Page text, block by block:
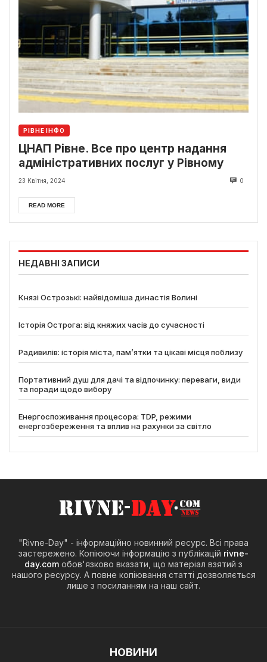
РІВНЕ ІНФО
ЦНАП Рівне. Все про центр надання
адміністративних послуг у Рівному
23 Квітня, 2024 0
READ MORE
НЕДАВНІ ЗАПИСИ
Князі Острозькі: найвідоміша династія Волині
Історія Острога: від княжих часів до сучасності
Радивилів: історія міста, пам’ятки та цікаві місця поблизу
Портативний душ для дачі та відпочинку: переваги, види
та поради щодо вибору
Енергоспоживання процесора: TDP, режими
енергозбереження та вплив на рахунки за світло
"Rivne-Day" - інформаційно новинний ресурс. Всі права
застережено. Копіюючи інформацію з публікацій rivne-
day.com обов'язково вказати, що матеріал взятий з
нашого ресурсу. А повне копіювання статті дозволяється
лише з посиланням на наш сайт.
НОВИНИ